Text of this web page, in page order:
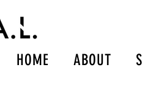
HOME ABOUT